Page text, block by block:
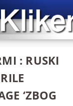
: RUSKI
‘ZBOG